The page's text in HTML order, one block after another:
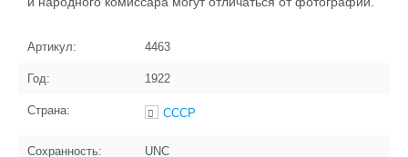
Артикул: 4463
Год: 1922
Страна: СССР
Сохранность: UNC